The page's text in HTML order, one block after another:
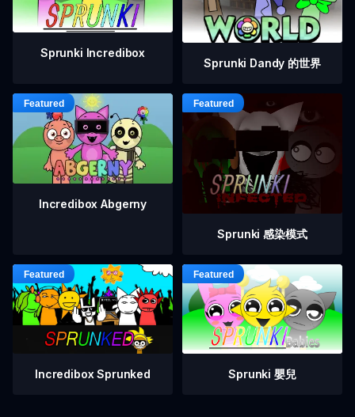
Sprunki Incredibox
Sprunki Dandy 的世界
Incredibox Abgerny
Sprunki 感染模式
Incredibox Sprunked Sprunki 嬰兒